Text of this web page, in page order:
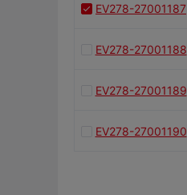
EV278-27001187
EV278-27001188
EV278-27001189
EV278-27001190